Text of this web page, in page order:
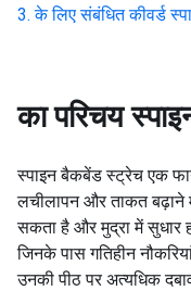
के लिए संबंधित कीवर्ड
का परिचय
स्पाइन बैकबेंड स्ट्रेच एक
लचीलापन और ताकत बढ़ाने
सकता है और मुद्रा में सुधार
जिनके पास गतिहीन
उनकी पीठ पर अत्यधिक